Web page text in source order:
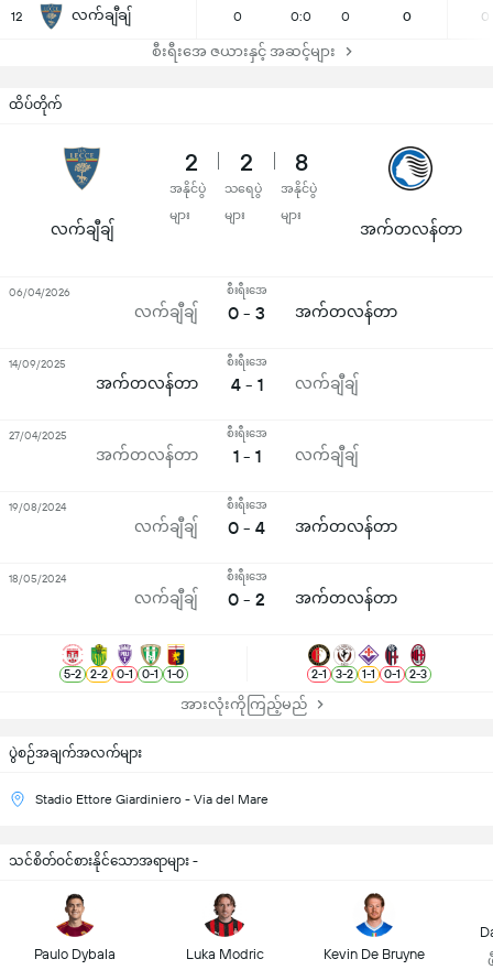
12 လက်ချီချ် 0 0:0 0 0 0
စီးရီးအေ ဇယားနှင့် အဆင့်များ
ပွဲစဉ်အချက်အလက်များ
Stadio Ettore Giardiniero - Via del Mare
ထိပ်တိုက်
လက်ချီချ်
2
အနိုင်ပွဲ
များ
2
သရေပွဲ
များ
8
အနိုင်ပွဲ
များ
အက်တလန်တာ
လက်ချီချ်
စီးရီးအေ
0 - 3 အက်တလန်တာ
06/04/2026
အက်တလန်တာ
စီးရီးအေ
4 - 1 လက်ချီချ်
14/09/2025
အက်တလန်တာ
စီးရီးအေ
1 - 1 လက်ချီချ်
27/04/2025
လက်ချီချ်
စီးရီးအေ
0 - 4 အက်တလန်တာ
19/08/2024
လက်ချီချ်
စီးရီးအေ
0 - 2 အက်တလန်တာ
18/05/2024
5-2 2-2 0-1 0-1 1-0 2-1 3-2 1-1 0-1 2-3
အားလုံးကိုကြည့်မည်
သင်စိတ်ဝင်စားနိုင်သောအရာများ -
Paulo Dybala Luka Modric Kevin De Bruyne